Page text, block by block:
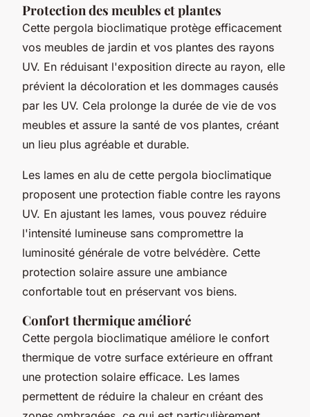
Protection des meubles et plantes
Cette pergola bioclimatique protège efficacement
vos meubles de jardin et vos plantes des rayons
UV. En réduisant l'exposition directe au rayon, elle
prévient la décoloration et les dommages causés
par les UV. Cela prolonge la durée de vie de vos
meubles et assure la santé de vos plantes, créant
un lieu plus agréable et durable.
Les lames en alu de cette pergola bioclimatique
proposent une protection fiable contre les rayons
UV. En ajustant les lames, vous pouvez réduire
l'intensité lumineuse sans compromettre la
luminosité générale de votre belvédère. Cette
protection solaire assure une ambiance
confortable tout en préservant vos biens.
Confort thermique amélioré
Cette pergola bioclimatique améliore le confort
thermique de votre surface extérieure en offrant
une protection solaire efficace. Les lames
permettent de réduire la chaleur en créant des